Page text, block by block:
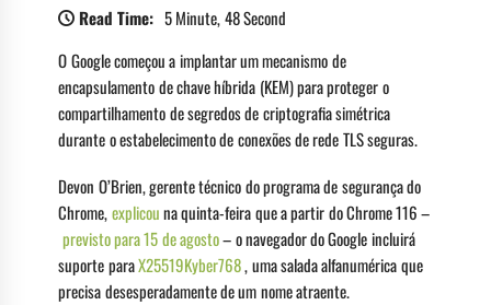
Read Time: 5 Minute, 48 Second
O Google começou a implantar um mecanismo de
encapsulamento de chave híbrida (KEM) para proteger o
compartilhamento de segredos de criptografia simétrica
durante o estabelecimento de conexões de rede TLS seguras.
Devon O’Brien, gerente técnico do programa de segurança do
Chrome,explicouna quinta-feira que a partir do Chrome 116 –
previsto para 15 de agosto– o navegador do Google incluirá
suporte paraX25519Kyber768, uma salada alfanumérica que
precisa desesperadamente de um nome atraente.